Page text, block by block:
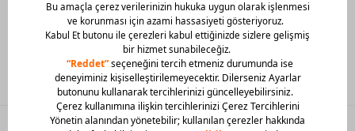
Mobil Uygulamamızı Hemen İndir!